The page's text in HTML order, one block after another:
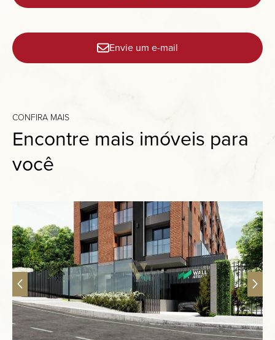
Envie um e-mail
CONFIRA MAIS
Encontre mais imóveis para
você